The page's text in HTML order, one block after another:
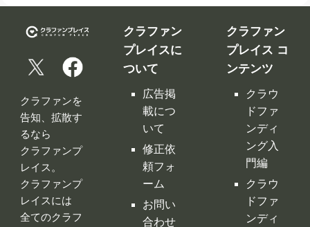
クラファンを
告知、拡散す
るなら
クラファンプ
レイス。
プレイスに
ついて
広告掲
載につ
いて
修正依
頼フォ
プレイス コ
ンテンツ
クラウ
ドファ
ンディ
ング入
門編